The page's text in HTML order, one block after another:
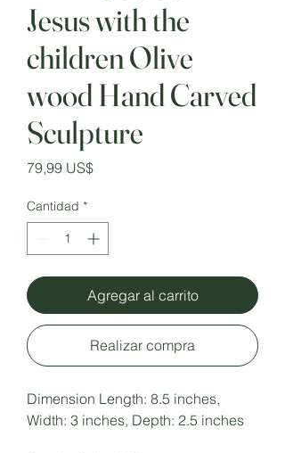
Jesus with the
children Olive
wood Hand Carved
Sculpture
79,99 US$Precio
Cantidad *
Agregar al carrito
Realizar compra
Dimension Length: 8.5 inches,
Width: 3 inches, Depth: 2.5 inches